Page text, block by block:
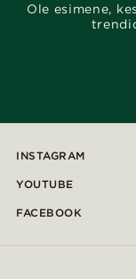
Ole esimene,
INSTAGRAM
YOUTUBE
FACEBOOK